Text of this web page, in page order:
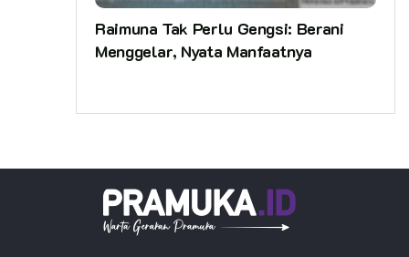
Raimuna Tak Perlu Gengsi: Berani
Menggelar, Nyata Manfaatnya